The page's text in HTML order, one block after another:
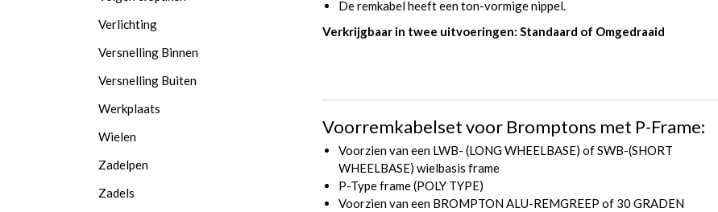
De remkabel heeft een ton-vormige nippel.
Verkrijgbaar in twee uitvoeringen: Standaard of Omgedraaid
Voorremkabelset voor Bromptons met P-Frame:
Voorzien van een LWB- (LONG WHEELBASE) of SWB-(SHORT
WHEELBASE) wielbasis frame
P-Type frame (POLY TYPE)
Voorzien van een BROMPTON ALU-REMGREEP of 30 GRADEN
Verlichting
Versnelling Binnen
Versnelling Buiten
Werkplaats
Wielen
Zadelpen
Zadels